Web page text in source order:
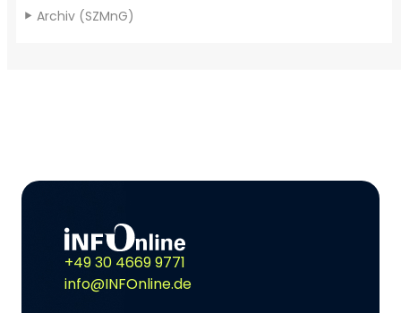
Archiv (SZMnG)
+49 30 4669 9771
info@INFOnline.de